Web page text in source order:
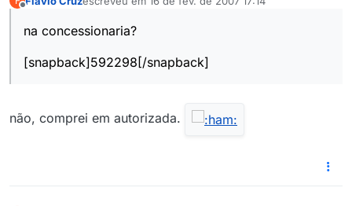
última edição por
na concessionaria?
[snapback]592298[/snapback]
não, comprei em autorizada.